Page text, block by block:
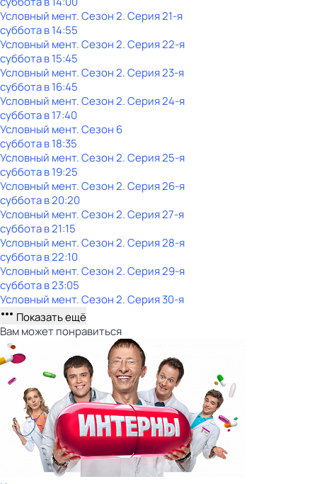
Условный мент. Сезон 2. Серия 21-я
субботав14:55
Условный мент. Сезон 2. Серия 22-я
субботав15:45
Условный мент. Сезон 2. Серия 23-я
субботав16:45
Условный мент. Сезон 2. Серия 24-я
субботав17:40
Условный мент. Сезон 6
субботав18:35
Условный мент. Сезон 2. Серия 25-я
субботав19:25
Условный мент. Сезон 2. Серия 26-я
субботав20:20
Условный мент. Сезон 2. Серия 27-я
субботав21:15
Условный мент. Сезон 2. Серия 28-я
субботав22:10
Условный мент. Сезон 2. Серия 29-я
субботав23:05
Условный мент. Сезон 2. Серия 30-я
Показать ещё
Вам может понравиться